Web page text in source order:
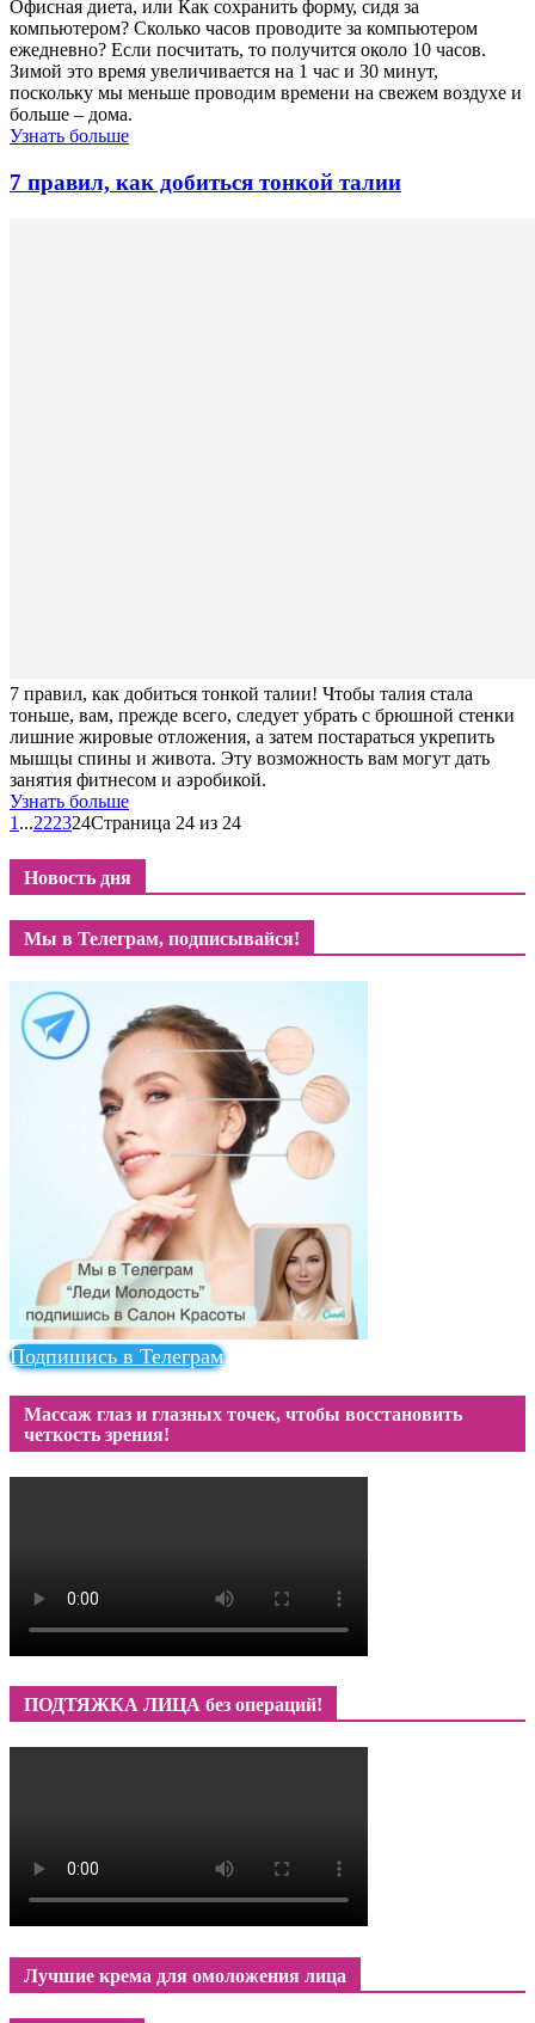
Офисная диета, или Как сохранить форму, сидя за
компьютером? Сколько часов проводите за компьютером
ежедневно? Если посчитать, то получится около 10 часов.
Зимой это время увеличивается на 1 час и 30 минут,
поскольку мы меньше проводим времени на свежем воздухе и
больше – дома.
Узнать больше
7 правил, как добиться тонкой талии
7 правил, как добиться тонкой талии! Чтобы талия стала
тоньше, вам, прежде всего, следует убрать с брюшной стенки
лишние жировые отложения, а затем постараться укрепить
мышцы спины и живота. Эту возможность вам могут дать
занятия фитнесом и аэробикой.
Узнать больше
1 ...222324Страница 24 из 24
Новость дня
Мы в Телеграм, подписывайся!
Подпишись в Телеграм
Массаж глаз и глазных точек, чтобы восстановить
четкость зрения!
ПОДТЯЖКА ЛИЦА без операций!
Лучшие крема для омоложения лица